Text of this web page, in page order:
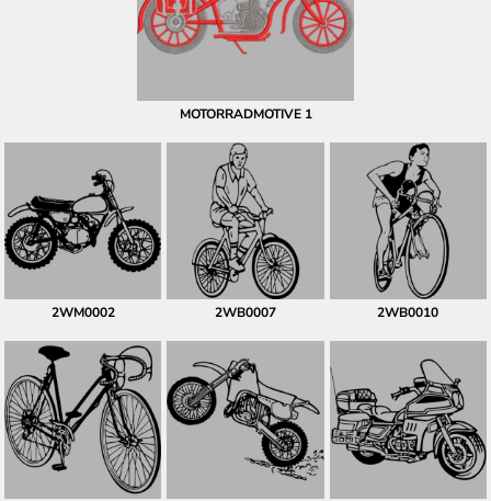
MOTORRADMOTIVE 1
2WM0002 2WB0007 2WB0010